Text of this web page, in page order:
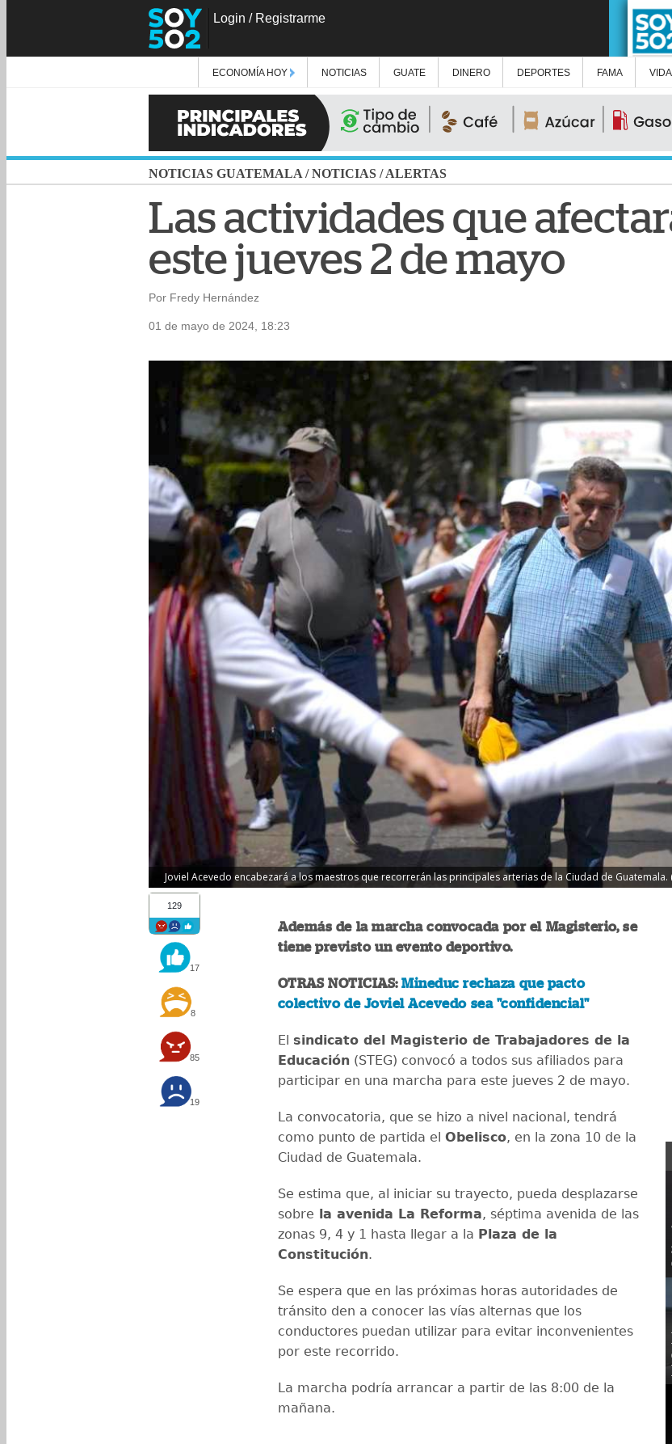
Login / Registrarme
ECONOMÍA HOY NOTICIAS GUATE DINERO DEPORTES FAMA
NOTICIAS GUATEMALA /NOTICIAS /ALERTAS
Las actividades que
este jueves 2 de mayo
Por Fredy Hernández
01 de mayo de 2024, 18:23
Joviel Acevedo encabezará a los maestros que recorrerán las principales arterias de la Ciudad de Guatemala.
129
17
8
85
19
Además de la marcha convocada por el Magisterio, se
tiene previsto un evento deportivo.
OTRAS NOTICIAS:Mineduc rechaza que pacto
colectivo de Joviel Acevedo sea "confidencial"
El sindicato del Magisterio de Trabajadores de la
Educación (STEG) convocó a todos sus afiliados para
participar en una marcha para este jueves 2 de mayo.
La convocatoria, que se hizo a nivel nacional, tendrá
como punto de partida el Obelisco, en la zona 10 de la
Ciudad de Guatemala.
Se estima que, al iniciar su trayecto, pueda desplazarse
sobre la avenida La Reforma, séptima avenida de las
zonas 9, 4 y 1 hasta llegar a la Plaza de la
Constitución.
Se espera que en las próximas horas autoridades de
tránsito den a conocer las vías alternas que los
conductores puedan utilizar para evitar inconvenientes
por este recorrido.
La marcha podría arrancar a partir de las 8:00 de la
mañana.